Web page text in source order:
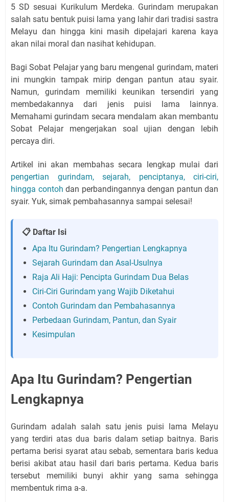
5 SD sesuai Kurikulum Merdeka. Gurindam merupakan
salah satu bentuk puisi lama yang lahir dari tradisi sastra
Melayu dan hingga kini masih dipelajari karena kaya
akan nilai moral dan nasihat kehidupan.
Bagi Sobat Pelajar yang baru mengenal gurindam, materi
ini mungkin tampak mirip dengan pantun atau syair.
Namun, gurindam memiliki keunikan tersendiri yang
membedakannya dari jenis puisi lama lainnya.
Memahami gurindam secara mendalam akan membantu
Sobat Pelajar mengerjakan soal ujian dengan lebih
percaya diri.
Artikel ini akan membahas secara lengkap mulai dari
pengertian gurindam, sejarah, penciptanya, ciri-ciri,
hingga contoh dan perbandingannya dengan pantun dan
syair. Yuk, simak pembahasannya sampai selesai!
📋 Daftar Isi
Apa Itu Gurindam? Pengertian Lengkapnya
Sejarah Gurindam dan Asal-Usulnya
Raja Ali Haji: Pencipta Gurindam Dua Belas
Ciri-Ciri Gurindam yang Wajib Diketahui
Contoh Gurindam dan Pembahasannya
Perbedaan Gurindam, Pantun, dan Syair
Kesimpulan
Apa Itu Gurindam? Pengertian
Lengkapnya
Gurindam adalah salah satu jenis puisi lama Melayu
yang terdiri atas dua baris dalam setiap baitnya. Baris
pertama berisi syarat atau sebab, sementara baris kedua
berisi akibat atau hasil dari baris pertama. Kedua baris
tersebut memiliki bunyi akhir yang sama sehingga
membentuk rima a-a.